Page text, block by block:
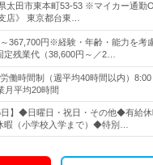
太田市東本町53‐53 ※マイカー通勤
店》 東京都台東…
367,700円※経験・年齢・能力を考
残業代（38,600円～／2…
働時間制（週平均40時間以内）8:00
月平均20時間
日】◆日曜日・祝日・その他◆有給
（小学校入学まで）◆特別…